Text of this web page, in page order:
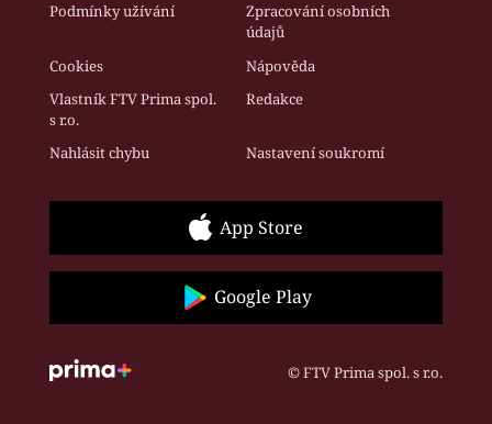
Podmínky užívání
Zpracování osobních
údajů
Cookies
Nápověda
Vlastník FTV Prima spol.
s r.o.
Redakce
Nahlásit chybu Nastavení soukromí
App Store
Google Play
© FTV Prima spol. s r.o.